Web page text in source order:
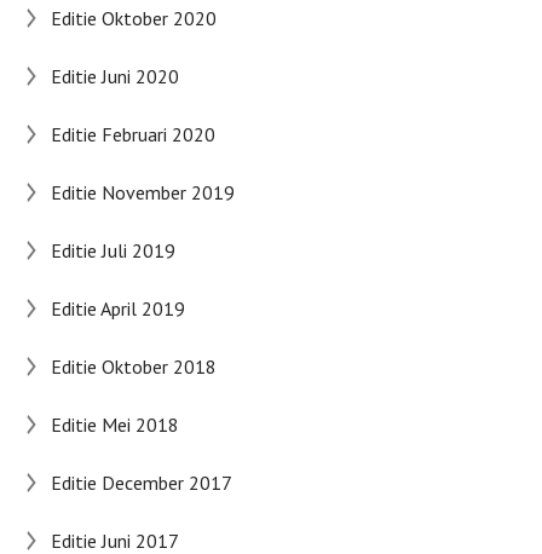
Editie Oktober 2020
Editie Juni 2020
Editie Februari 2020
Editie November 2019
Editie Juli 2019
Editie April 2019
Editie Oktober 2018
Editie Mei 2018
Editie December 2017
Editie Juni 2017